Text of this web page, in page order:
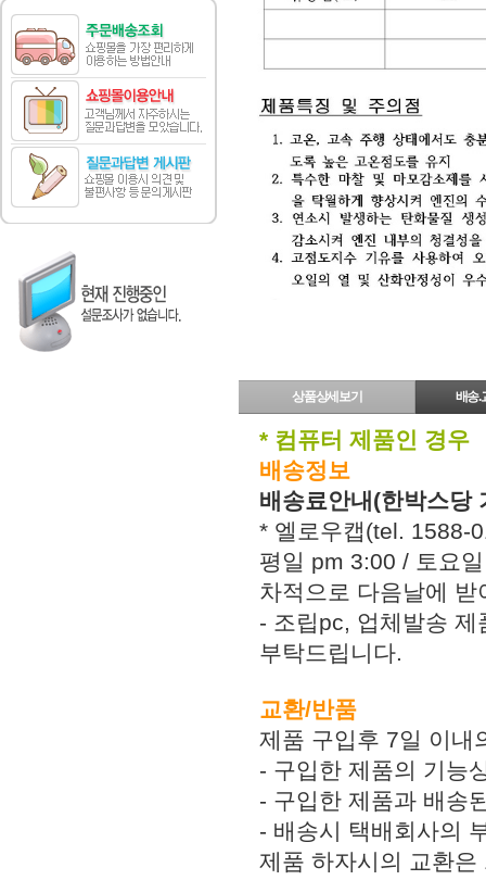
상품상세보기 배송.
* 컴퓨터 제품인 경우
배송정보
배송료안내(한박스당
* 엘로우캡(tel. 1588-
평일 pm 3:00 / 토요
차적으로 다음날에
- 조립pc, 업체발송
부탁드립니다.
교환/반품
제품 구입후 7일 이내
- 구입한 제품의 기능
- 구입한 제품과 배송
- 배송시 택배회사의
제품 하자시의 교환